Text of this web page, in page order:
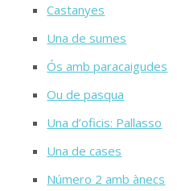
Castanyes
Una de sumes
Ós amb paracaigudes
Ou de pasqua
Una d’oficis: Pallasso
Una de cases
Número 2 amb ànecs